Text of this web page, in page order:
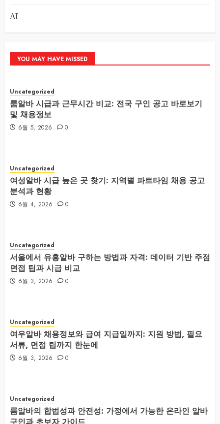
AI
YOU MAY HAVE MISSED
Uncategorized
룸알바 시급과 근무시간 비교: 전국 구인 공고 바로보기
및 채용정보
6월 5, 2026 0
Uncategorized
여성알바 시급 높은 곳 찾기: 지역별 파트타임 채용 공고
분석과 현황
6월 4, 2026 0
Uncategorized
서울에서 유흥알바 구하는 방법과 자격: 데이터 기반 주점
면접 팁과 시급 비교
6월 3, 2026 0
Uncategorized
여우알바 채용정보와 급여 지급일까지: 지원 방법, 필요
서류, 면접 팁까지 한눈에
6월 3, 2026 0
Uncategorized
룸알바의 합법성과 안전성: 가정에서 가능한 온라인 알바